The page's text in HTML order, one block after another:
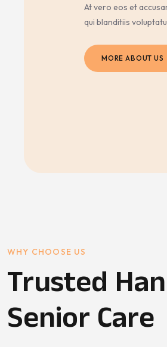
At vero eos et
qui blanditiis
MORE ABOUT US
WHY CHOOSE US
Trusted
Senior Care